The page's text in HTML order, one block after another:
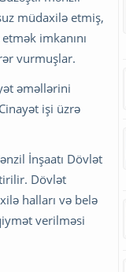
müdaxilə etmiş,
imkanını
vurmuşlar.
əməllərini
işi üzrə
İnşaatı Dövlət
Dövlət
halları və belə
verilməsi